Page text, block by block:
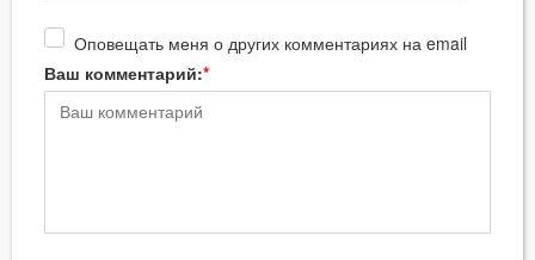
Оповещать меня о других комментариях на email
Ваш комментарий: